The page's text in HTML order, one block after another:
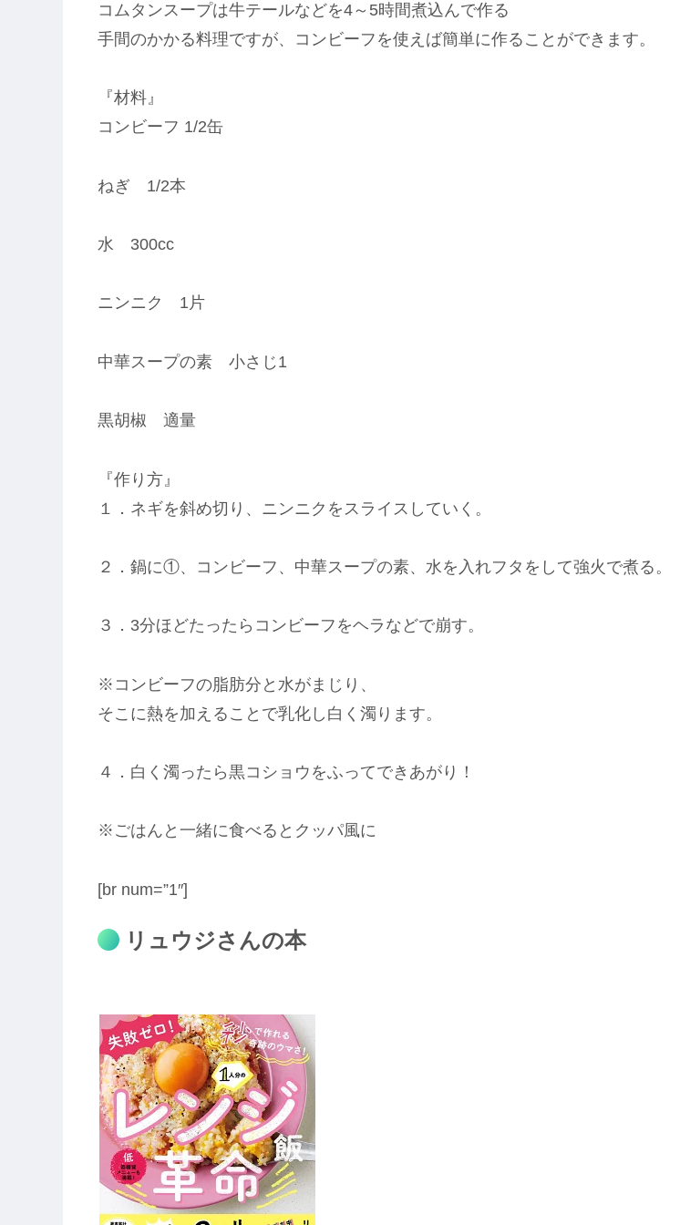
コムタンスープは牛テールなどを4～5時間煮込んで作る
手間のかかる料理ですが、コンビーフを使えば簡単に作ることができます。
『材料』
コンビーフ 1/2缶
ねぎ 1/2本
水 300cc
ニンニク 1片
中華スープの素 小さじ1
黒胡椒 適量
『作り方』
１．ネギを斜め切り、ニンニクをスライスしていく。
２．鍋に①、コンビーフ、中華スープの素、水を入れフタをして強火で煮る。
３．3分ほどたったらコンビーフをヘラなどで崩す。
※コンビーフの脂肪分と水がまじり、
そこに熱を加えることで乳化し白く濁ります。
４．白く濁ったら黒コショウをふってできあがり！
※ごはんと一緒に食べるとクッパ風に
[br num=”1″]
リュウジさんの本